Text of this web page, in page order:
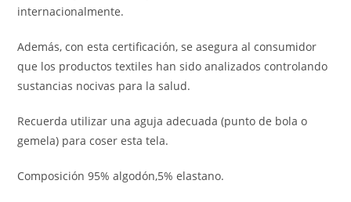
internacionalmente.
Además, con esta certificación, se asegura al consumidor
que los productos textiles han sido analizados controlando
sustancias nocivas para la salud.
Recuerda utilizar una aguja adecuada (punto de bola o
gemela) para coser esta tela.
Composición 95% algodón,5% elastano.